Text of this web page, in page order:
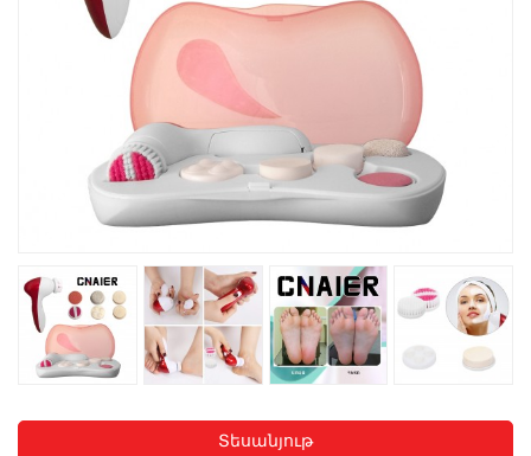
Տեսանյութ